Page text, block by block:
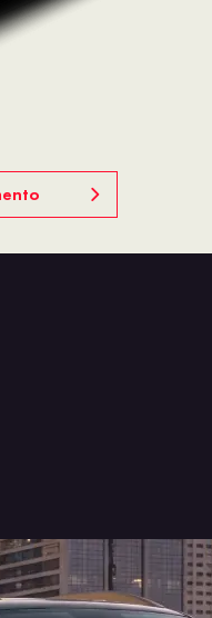
EFICIÊNCIA HÍBRIDA LEVE